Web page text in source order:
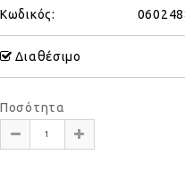
Κωδικός:
Διαθέσιμο
Ποσότητα